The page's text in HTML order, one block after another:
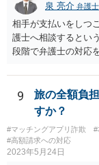
泉 亮介 弁護士
相手が支払いをしつ
護士へ相談するとい
段階で弁護士の対応
のかを考えておく必
9
旅の全額負
すか？
#マッチングアプリ詐欺 #
#高額請求への対応
2023年5月24日